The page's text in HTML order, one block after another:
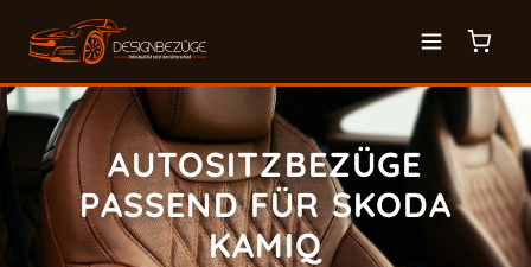
AUTOSITZBEZÜGE
PASSEND FÜR SKODA
KAMIQ